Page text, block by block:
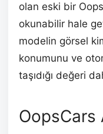
olan eski bir
okunabilir hale
modelin görsel
konumunu ve
taşıdığı değeri
OopsCars